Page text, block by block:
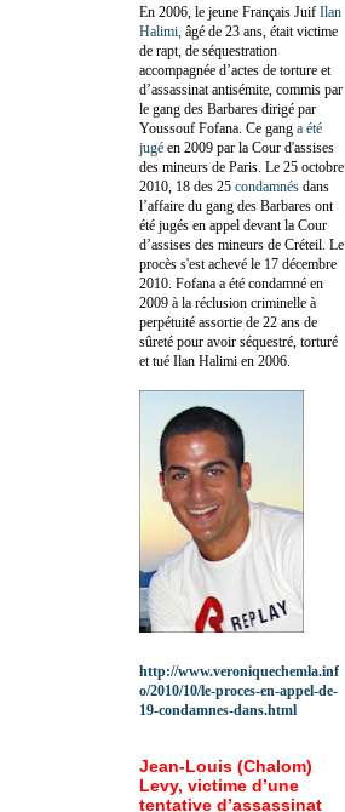
En 2006, le jeune Français Juif Ilan
Halimi, âgé de 23 ans, était victime
de rapt, de séquestration
accompagnée d’actes de torture et
d’assassinat antisémite, commis par
le gang des Barbares dirigé par
Youssouf Fofana. Ce gang a été
jugé en 2009 par la Cour d'assises
des mineurs de Paris. Le 25 octobre
2010, 18 des 25 condamnés dans
l’affaire du gang des Barbares ont
été jugés en appel devant la Cour
d’assises des mineurs de Créteil. Le
procès s'est achevé le 17 décembre
2010. Fofana a été condamné en
2009 à la réclusion criminelle à
perpétuité assortie de 22 ans de
sûreté pour avoir séquestré, torturé
et tué Ilan Halimi en 2006.
http://www.veroniquechemla.inf
o/2010/10/le-proces-en-appel-de-
19-condamnes-dans.html
Jean-Louis (Chalom)
Levy, victime d’une
tentative d’assassinat